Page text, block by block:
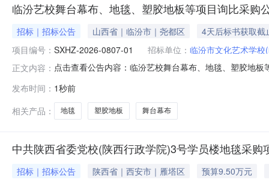
临汾艺校舞台幕布、地毯、塑胶地板等项目询比采购
招标｜招标公告 山西省｜临汾市｜尧都区
4天后标书获取截
项目编号： SXHZ-2026-0807-01 招标单位： 临汾市文化艺术学
正文内容： 点击查看公告内容：临汾艺校舞台幕布、地毯、塑胶地板
发布时间： 1秒前
相关产品：
地毯 塑胶地板 舞台幕布
中共陕西省委党校(陕西行政学院)3号学员楼地毯采
招标｜招标公告 陕西省｜西安市｜雁塔区
预算9.50万元